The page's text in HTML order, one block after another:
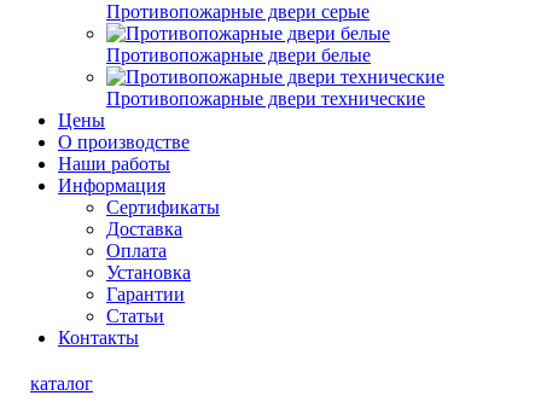
Противопожарные двери серые
Противопожарные двери белые
Противопожарные двери технические
Цены
О производстве
Наши работы
Информация
Сертификаты
Доставка
Оплата
Установка
Гарантии
Статьи
Контакты
каталог